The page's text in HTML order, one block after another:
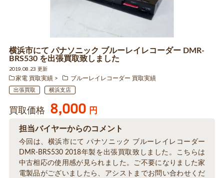
横浜市にて パナソニック ブルーレイレコーダー DMR-
BRS530 を出張買取致しました
2019.08.23 更新
家電 買取実績
ブルーレイレコーダー 買取実績
出張買取 横浜支店
買取価格 8,000 円
担当バイヤーからのコメント
今回は、横浜市にて パナソニック ブルーレイレコーダー
DMR-BRS530 2018年製を出張買取致しました。こちらは
中古相応の使用感が見られました。ご不要になりました家
電製品がございましたら、アシストまでお問い合わせくだ